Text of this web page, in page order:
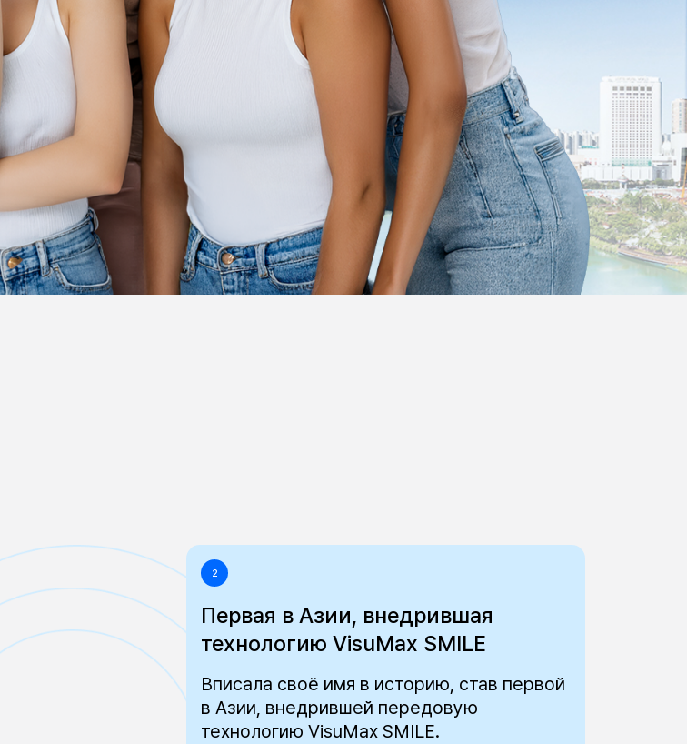
2
Первая в Азии, внедрившая
технологию VisuMax SMILE
Вписала своё имя в историю, став первой
в Азии, внедрившей передовую
технологию VisuMax SMILE.